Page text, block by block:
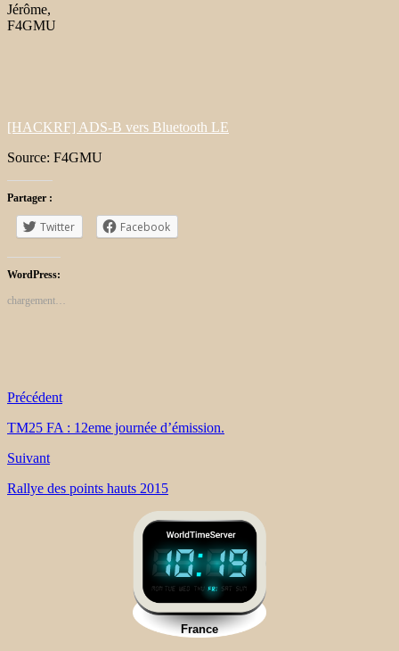
Jérôme,
F4GMU
[HACKRF] ADS-B vers Bluetooth LE
Source: F4GMU
Partager :
Twitter Facebook
WordPress:
chargement…
Précédent
TM25 FA : 12eme journée d’émission.
Suivant
Rallye des points hauts 2015